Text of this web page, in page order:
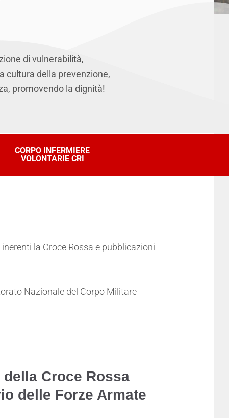
di vulnerabilità,
cultura della prevenzione,
promovendo la dignità!
CORPO INFERMIERE
VOLONTARIE CRI
la Croce Rossa e pubblicazioni
Nazionale del Corpo Militare
Croce Rossa
delle Forze Armate